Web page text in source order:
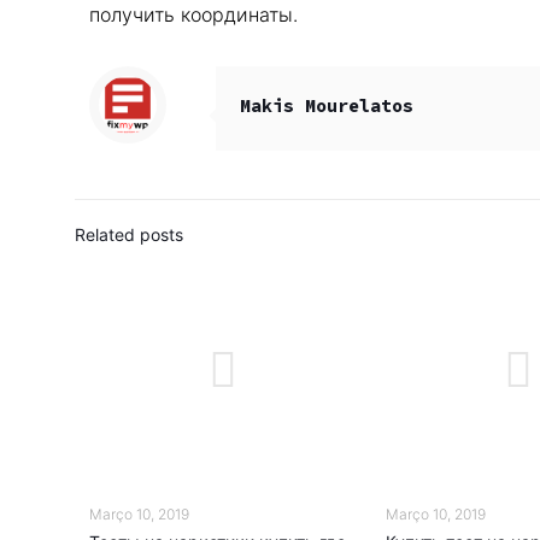
получить координаты.
Makis Mourelatos
Related posts
Março 10, 2019 Março 10, 2019